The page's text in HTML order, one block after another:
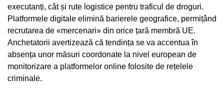
executanți, cât și rute logistice pentru traficul de droguri.
Platformele digitale elimină barierele geografice, permițând
recrutarea de «mercenari» din orice țară membră UE.
Anchetatorii avertizează că tendința se va accentua în
absența unor măsuri coordonate la nivel european de
monitorizare a platformelor online folosite de rețelele
criminale.